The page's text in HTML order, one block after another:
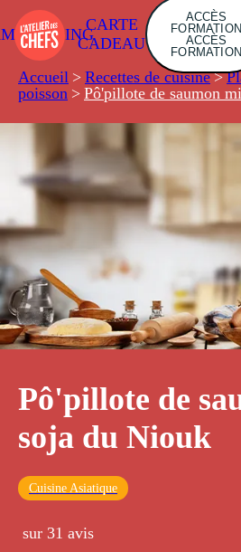
CARTE
CADEAU
ACCÈS
FORMATION
ACCÈS
FORMATION
Accueil > Recettes de cuisine >
poisson > Pô'pillote de saumon
Pô'pillote de
soja du Niouk
Cuisine Asiatique
sur 31 avis